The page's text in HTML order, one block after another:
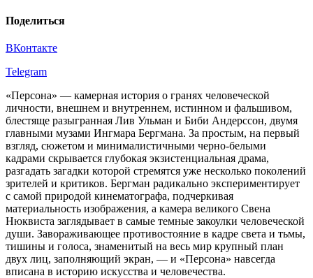
Поделиться
ВКонтакте
Telegram
«Персона» — камерная история о гранях человеческой
личности, внешнем и внутреннем, истинном и фальшивом,
блестяще разыгранная Лив Ульман и Биби Андерссон, двумя
главными музами Ингмара Бергмана. За простым, на первый
взгляд, сюжетом и минималистичными черно-белыми
кадрами скрывается глубокая экзистенциальная драма,
разгадать загадки которой стремятся уже несколько поколений
зрителей и критиков. Бергман радикально экспериментирует
с самой природой кинематографа, подчеркивая
материальность изображения, а камера великого Свена
Нюквиста заглядывает в самые темные закоулки человеческой
души. Завораживающее противостояние в кадре света и тьмы,
тишины и голоса, знаменитый на весь мир крупный план
двух лиц, заполняющий экран, — и «Персона» навсегда
вписана в историю искусства и человечества.